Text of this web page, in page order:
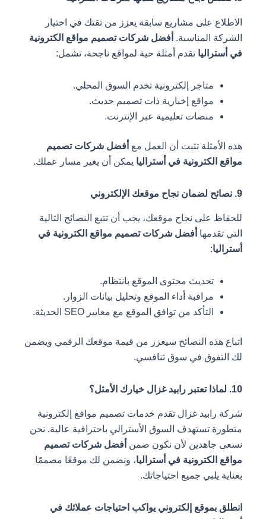
على مشاريع سابقة يعزز من ثقتك في اختيار
المناسبة. أفضل شركات تصميم مواقع الكترونية
تقدم أمثلة حية لمواقع ناجحة، تشمل:
متاجر إلكترونية تخدم السوق المحلي.
مواقع إخبارية ذات تصميم حديث.
منصات تعليمية عبر الإنترنت.
تثبت أن العمل مع أفضل شركات تصميم
في أستراليايمكن أن يغير مسار عملك.
نجاح موقعك، يجب أن تتبع النصائح التالية
أفضل شركات تصميم مواقع الكترونية في
تحديث محتوى الموقع بانتظام.
مراقبة أداء الموقع وتحليل بيانات الزوار.
التأكد من توافق الموقع مع معايير SEO الحديثة.
النصائح سيعزز من قيمة موقعك الرقمي ويضمن
في سوق تنافسي.
غزال تقدم خدمات تصميم مواقع إلكترونية
تستهدف السوق الأسترالي باحترافية عالية. نحن
لأن نكون ضمنأفضل شركات تصميم
في أستراليا، ونضمن لك موقعًا مصممًا
جميع احتياجاتك.
إلكتروني يواكب احتياجات عملائك في